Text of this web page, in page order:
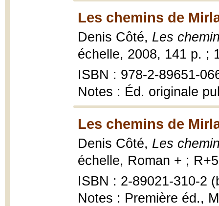
Les chemins de
Denis Côté, Les
échelle, 2008, 141 p. ;
ISBN : 978-2-89651-
Notes : Éd. originale
Les chemins de
Denis Côté, Les
échelle, Roman + ;
ISBN : 2-89021-310-2
Notes : Première éd.,